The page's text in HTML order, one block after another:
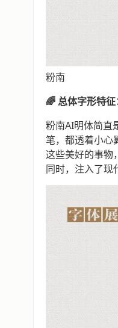
粉南
🌈 总体字形特
粉南AI明体简直
笔，都透着小心
这些美好的事物
同时，注入了现